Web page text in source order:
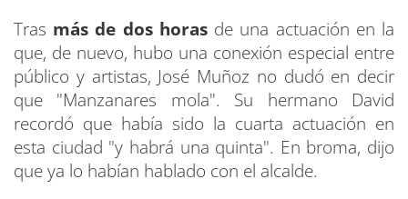
Tras más de dos horasde una actuación en la
que, de nuevo, hubo una conexión especial entre
público y artistas, José Muñoz no dudó en decir
que "Manzanares mola". Su hermano David
recordó que había sido la cuarta actuación en
esta ciudad "y habrá una quinta". En broma, dijo
que ya lo habían hablado con el alcalde.